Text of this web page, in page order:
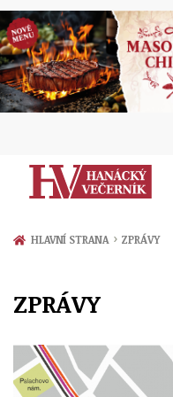
Zprávy
Přerov
Politika
Ekonomika
Kultura
Hudba
Společnost
Ženy
Sport
HLAVNÍ STRANA › ZPRÁVY
ZPRÁVY